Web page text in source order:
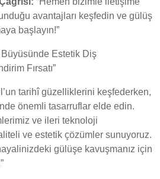
avantajları keşfedin ve gülüş
başlayın!”
Büyüsünde Estetik Diş
Fırsatı”
tarihî güzelliklerini keşfederken,
önemli tasarruflar elde edin.
ve ileri teknoloji
ve estetik çözümler sunuyoruz.
gülüşe kavuşmanız için